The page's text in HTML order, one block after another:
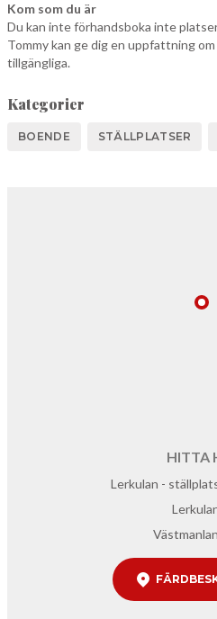
Kom som du är
Du kan inte förhandsboka inte
Tommy kan ge dig en uppfattning
tillgängliga.
Kategorier
BOENDE STÄLLPLATSER
HITTA
Lerkulan -